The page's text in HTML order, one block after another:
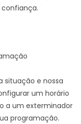
situação e nossa
um horário
a um exterminador
programação.